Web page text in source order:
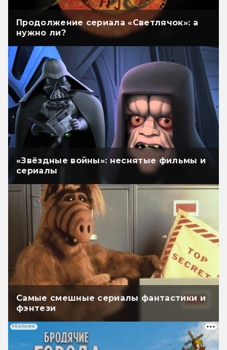
Продолжение сериала «Светлячок»: а
нужно ли?
«Звёздные войны»: неснятые фильмы и
сериалы
Самые смешные сериалы фантастики и
фэнтези
РЕКЛАМА